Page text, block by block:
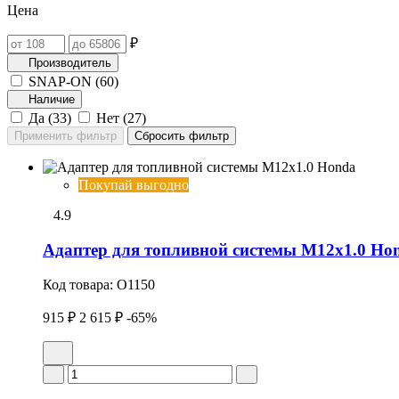
Цена
₽
Производитель
SNAP-ON (60)
Наличие
Да (33) Нет (27)
Покупай выгодно
4.9
Адаптер для топливной системы М12х1.0
Код товара: O1150
915 ₽ 2 615 ₽ -65%